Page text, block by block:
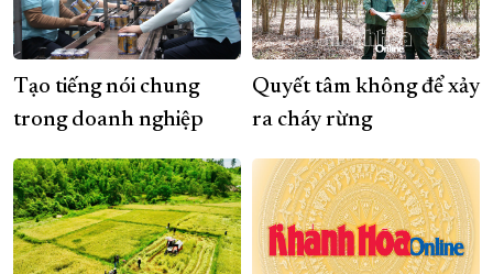
Tạo tiếng nói chung
trong doanh nghiệp
Quyết tâm không để xảy
ra cháy rừng